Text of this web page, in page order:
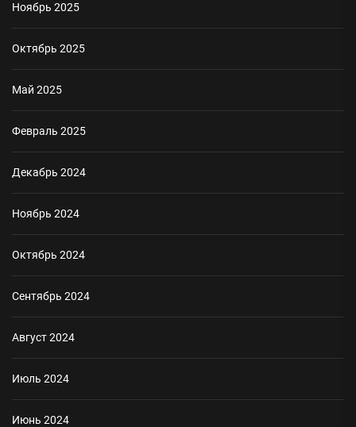
Ноябрь 2025
Октябрь 2025
Май 2025
Февраль 2025
Декабрь 2024
Ноябрь 2024
Октябрь 2024
Сентябрь 2024
Август 2024
Июль 2024
Июнь 2024